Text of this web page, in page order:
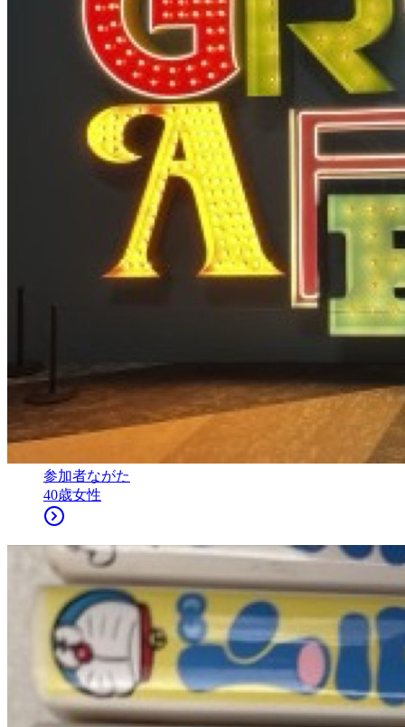
参加者ながた
40歳女性